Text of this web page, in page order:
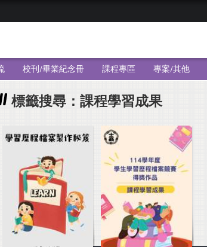
校刊/畢業紀念冊 課程專區 專案/其他
標籤搜尋：課程學習成果